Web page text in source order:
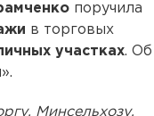
поручила
в торговых
участках. Об
Минсельхозу,